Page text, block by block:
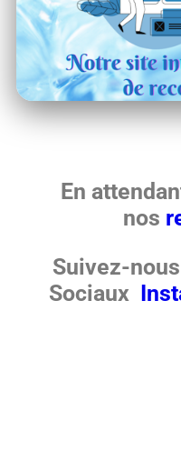
En
nos
Suivez-
Sociaux